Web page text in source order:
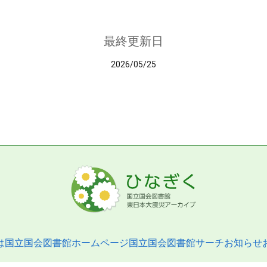
最終更新日
2026/05/25
国立国会図書館ホームページ国立国会図書館サーチお知らせ